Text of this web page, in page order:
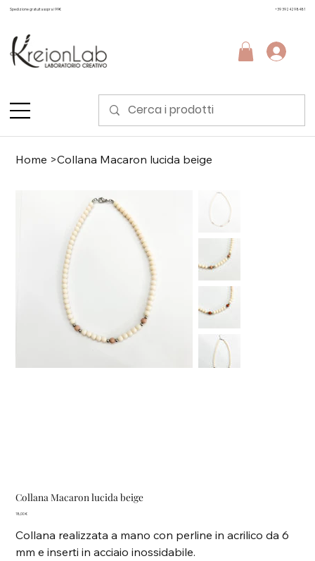
Spedizione gratuita sopra i 99€ +39 3924298481
Home >Collana Macaron lucida beige
Collana Macaron lucida beige
Prezzo
18,00 €
Collana realizzata a mano con perline in acrilico da 6
mm e inserti in acciaio inossidabile.